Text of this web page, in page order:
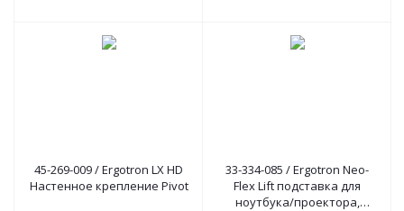
45-269-009 / Ergotron LX HD
Настенное крепление Pivot
33-334-085 / Ergotron Neo-
Flex Lift подставка для
ноутбука/проектора,